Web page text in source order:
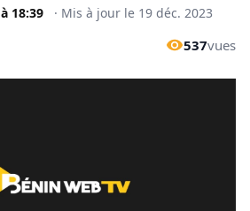
à 18:39 · Mis à jour le 19 déc. 2023
537vues